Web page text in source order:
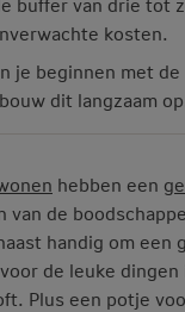
kosten.
je beginnen met
dit langzaam
hebben een
van de
handig om een
de leuke
Plus een potje